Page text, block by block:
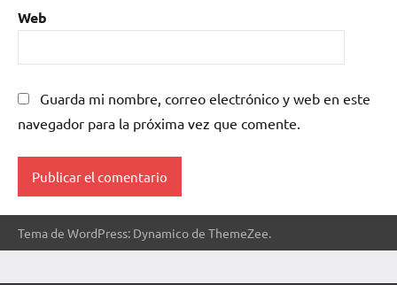
Web
Guarda mi nombre, correo electrónico y web en este
navegador para la próxima vez que comente.
Tema de WordPress: Dynamico de ThemeZee.